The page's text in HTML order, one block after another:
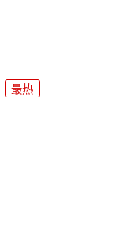
最热